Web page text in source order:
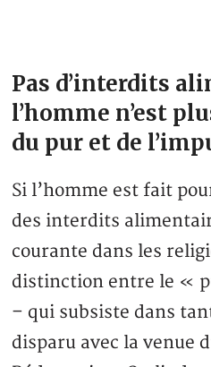
Pas d’interdits
l’homme n’est
du pur et de
Si l’homme est fait
des interdits
courante dans les
distinction entre le «
– qui subsiste dans
disparu avec la venue